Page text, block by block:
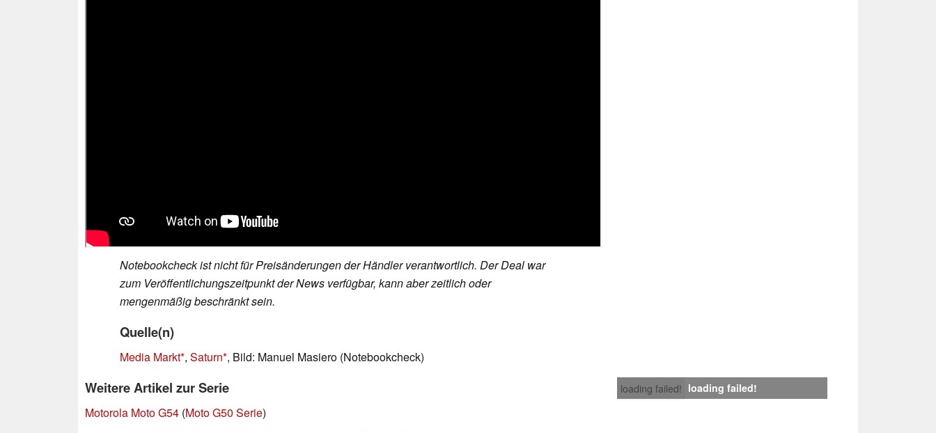
Notebookcheck ist nicht für Preisänderungen der Händler verantwortlich. Der Deal war
zum Veröffentlichungszeitpunkt der News verfügbar, kann aber zeitlich oder
mengenmäßig beschränkt sein.
Quelle(n)
Media Markt , Saturn , Bild: Manuel Masiero (Notebookcheck)
loading failed! loading failed!
Weitere Artikel zur Serie
Motorola Moto G54 (Moto G50 Serie)